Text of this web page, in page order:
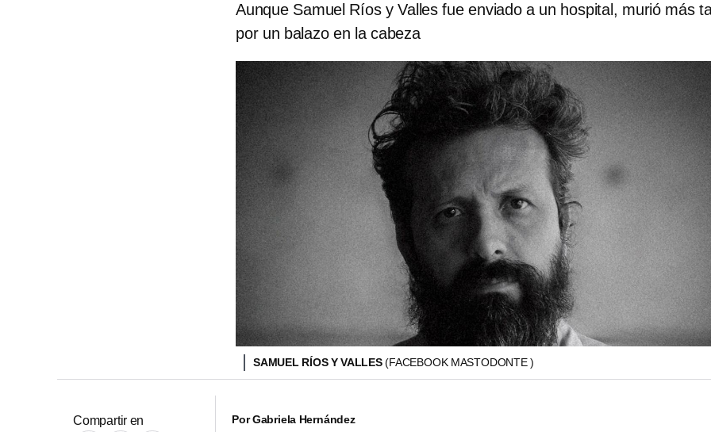
Aunque Samuel Ríos y Valles fue enviado a un hospital, murió más
por un balazo en la cabeza
SAMUEL RÍOS Y VALLES(FACEBOOK MASTODONTE )
Compartir en PorGabriela Hernández